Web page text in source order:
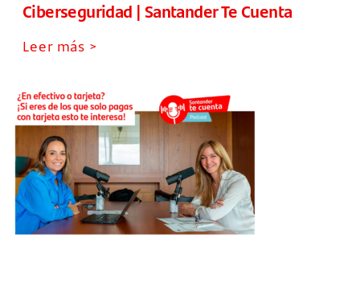
Ciberseguridad | Santander Te Cuenta
Leer más >